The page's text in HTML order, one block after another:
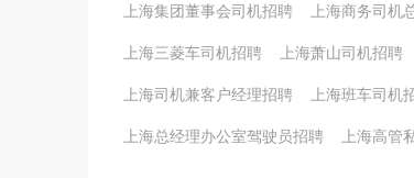
上海集团董事会司机招聘 上海商务司机
上海三菱车司机招聘 上海萧山司机招聘
上海司机兼客户经理招聘 上海班车司机
上海总经理办公室驾驶员招聘 上海高管